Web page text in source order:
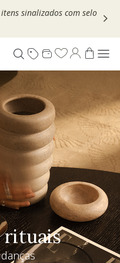
30% OFF*: useMOVEL30,
rituais